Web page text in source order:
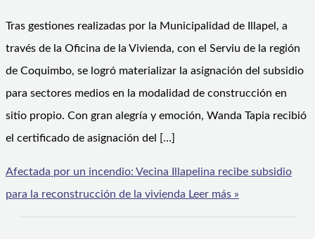
Tras gestiones realizadas por la Municipalidad de Illapel, a
través de la Oficina de la Vivienda, con el Serviu de la región
de Coquimbo, se logró materializar la asignación del subsidio
para sectores medios en la modalidad de construcción en
sitio propio. Con gran alegría y emoción, Wanda Tapia recibió
el certificado de asignación del […]
Afectada por un incendio: Vecina Illapelina recibe subsidio
para la reconstrucción de la vivienda Leer más »